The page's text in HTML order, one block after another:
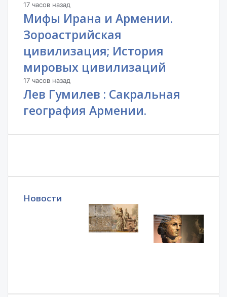
17 часов назад
Мифы Ирана и Армении.
Зороастрийская
цивилизация; История
мировых цивилизаций
17 часов назад
Лев Гумилев : Сакральная
география Армении.
Новости